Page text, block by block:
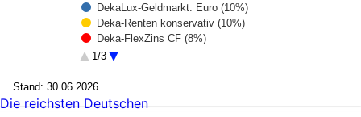
DekaLux-Geldmarkt: Euro (10%)
Deka-Renten konservativ (10%)
Deka-FlexZins CF (8%)
Deka-VarioZins TF (8%)
Rest (56.5%)
1/3
Stand: 30.06.2026
Die reichsten Deutschen